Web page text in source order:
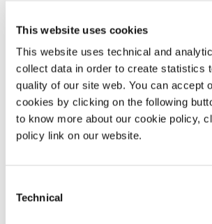
This website uses cookies
This website uses technical and
collect data in order to create statistics
quality of our site web. You can accept
cookies by clicking on the following
to know more about our cookie policy,
policy link on our website.
Selection
Technical
des coûts qui sont à la base du développement
Secteurs d'application
Traitement
thermique
Travail
Travail de l’acier
non ferreux